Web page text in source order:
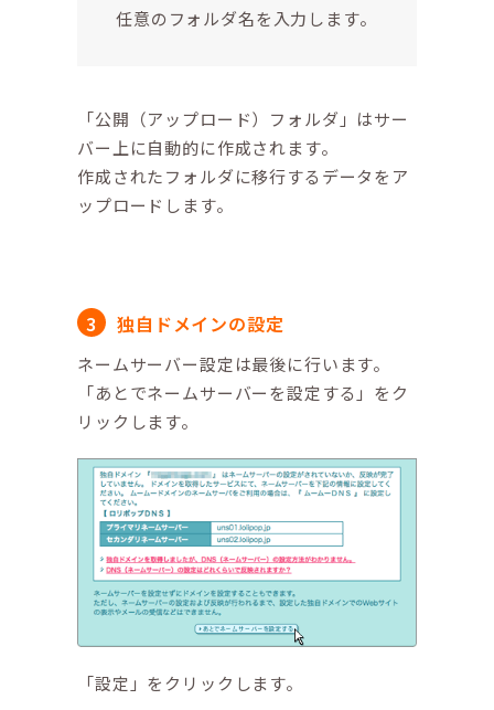
任意のフォルダ名を入力します。
「公開（アップロード）フォルダ」はサー
バー上に自動的に作成されます。
作成されたフォルダに移行するデータをア
ップロードします。
独自ドメインの設定
ネームサーバー設定は最後に行います。
「あとでネームサーバーを設定する」をク
リックします。
「設定」をクリックします。